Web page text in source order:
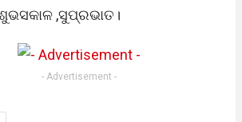
,ସୁପ୍ରଭାତ।
- Advertisement -